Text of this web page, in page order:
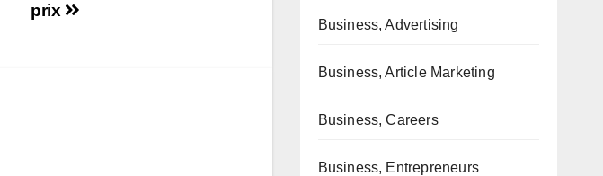
prix
Business, Advertising
Business, Article Marketing
Business, Careers
Business, Entrepreneurs